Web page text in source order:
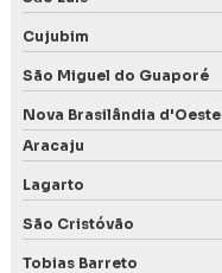
Cujubim
São Miguel do Guaporé
Nova Brasilândia d'Oeste
Aracaju
Lagarto
São Cristóvão
Tobias Barreto